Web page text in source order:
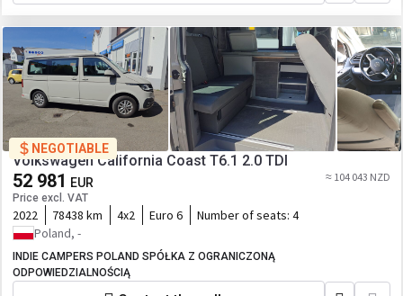
NEGOTIABLE
Volkswagen California Coast T6.1 2.0 TDI
52 981 EUR
Price excl. VAT
≈ 104 043 NZD
2022 78438 km 4x2 Euro 6 Number of seats: 4
Poland, -
INDIE CAMPERS POLAND SPÓŁKA Z OGRANICZONĄ
ODPOWIEDZIALNOŚCIĄ